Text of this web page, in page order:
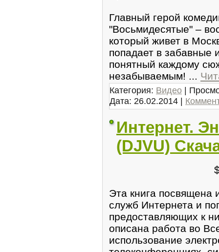
Главный герой
"Восьмидесятые" –
который живет в
попадает в забавные
понятный каждому
незабываемым! ...
Категория: Видео |
Дата: 26.02.2014 |
Интернет.
(DJVU)
Эта книга посвящена
служб Интернета и
предоставляющих к
описана работа во
использование